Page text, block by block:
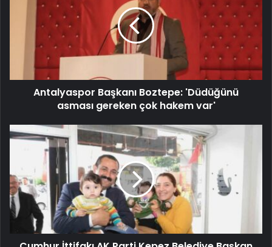
Antalyaspor Başkanı Boztepe: 'Düdüğünü
asması gereken çok hakem var'